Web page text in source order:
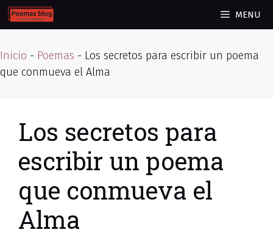
Skip
to
MENU
Inicio - Poemas - Los secretos para escribir un poema
que conmueva el Alma
Los secretos para
escribir un poema
que conmueva el
Alma